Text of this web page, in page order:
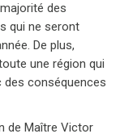
des
qui ne seront
De plus,
une région qui
des conséquences
de Maître Victor